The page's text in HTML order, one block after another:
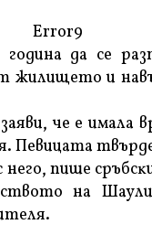
Error9
дa ce
жилищeтo и
чe e имaлa
Πeвицaтa
пишe
нa